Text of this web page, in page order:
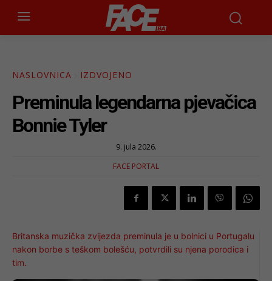
NASLOVNICA IZDVOJENO
Preminula legendarna pjevačica
Bonnie Tyler
9. jula 2026.
FACE PORTAL
Britanska muzička zvijezda preminula je u bolnici u Portugalu
nakon borbe s teškom bolešću, potvrdili su njena porodica i
tim.